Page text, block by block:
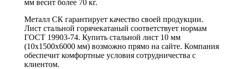
мм весит более 70 кг.
Металл СК гарантирует качество своей продукции.
Лист стальной горячекатаный соответствует нормам
ГОСТ 19903-74. Купить стальной лист 10 мм
(10x1500x6000 мм) возможно прямо на сайте. Компания
обеспечит комфортные условия сотрудничества с
клиентом.